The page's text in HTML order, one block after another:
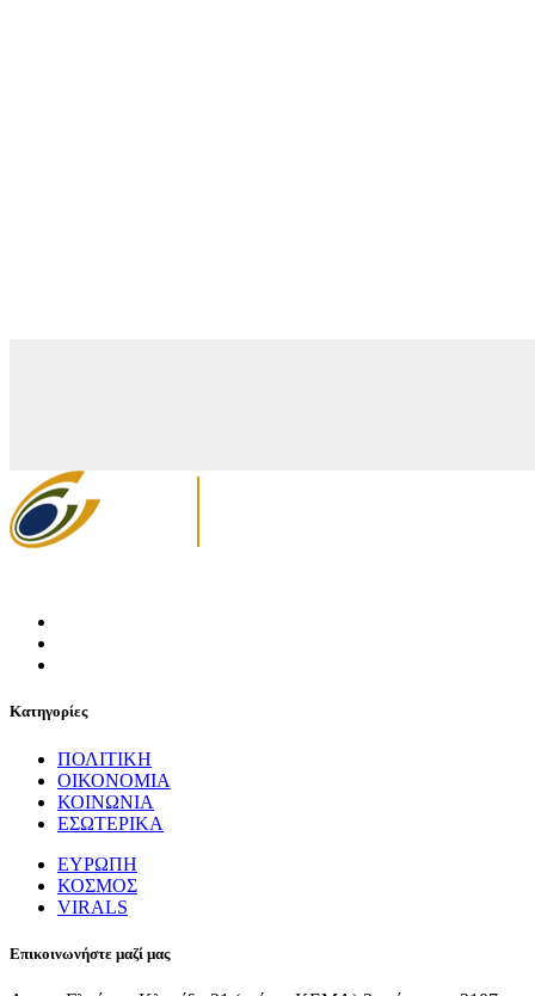
Κατηγορίες
ΠΟΛΙΤΙΚΗ
ΟΙΚΟΝΟΜΙΑ
ΚΟΙΝΩΝΙΑ
ΕΣΩΤΕΡΙΚΑ
ΕΥΡΩΠΗ
ΚΟΣΜΟΣ
VIRALS
Επικοινωνήστε μαζί μας